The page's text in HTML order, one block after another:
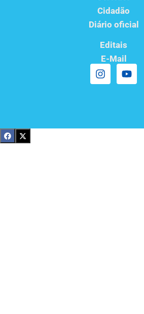
Cidadão
Diário oficial
Editais
E-Mail